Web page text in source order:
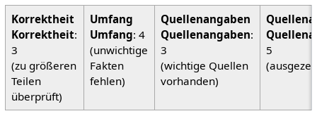
Korrektheit:
3
(zu größeren
Teilen
überprüft)
Umfang: 4
(unwichtige
Fakten
fehlen)
Quellenangaben:
3
(wichtige Quellen
vorhanden)
5